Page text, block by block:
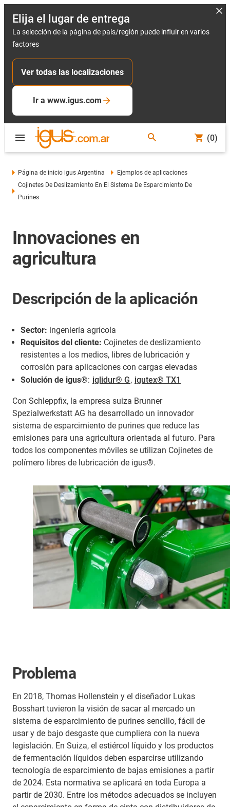
Elija el lugar de entrega
La selección de la página de país/región puede influir en varios
factores
Ver todas las localizaciones
Ir a www.igus.com
(0)
Página de inicio igus Argentina
Ejemplos de aplicaciones
Cojinetes De Deslizamiento En El Sistema De Esparcimiento De
Purines
Innovaciones en
agricultura
Descripción de la aplicación
Sector: ingeniería agrícola
Requisitos del cliente: Cojinetes de deslizamiento
resistentes a los medios, libres de lubricación y
corrosión para aplicaciones con cargas elevadas
Solución de igus®: iglidur® G, igutex® TX1
Con Schleppfix, la empresa suiza Brunner
Spezialwerkstatt AG ha desarrollado un innovador
sistema de esparcimiento de purines que reduce las
emisiones para una agricultura orientada al futuro. Para
todos los componentes móviles se utilizan Cojinetes de
polímero libres de lubricación de igus®.
Problema
En 2018, Thomas Hollenstein y el diseñador Lukas
Bosshart tuvieron la visión de sacar al mercado un
sistema de esparcimiento de purines sencillo, fácil de
usar y de bajo desgaste que cumpliera con la nueva
legislación. En Suiza, el estiércol líquido y los productos
de fermentación líquidos deben esparcirse utilizando
tecnología de esparcimiento de bajas emisiones a partir
de 2024. Esta normativa se aplicará en toda Europa a
partir de 2030. Entre los métodos adecuados se incluyen